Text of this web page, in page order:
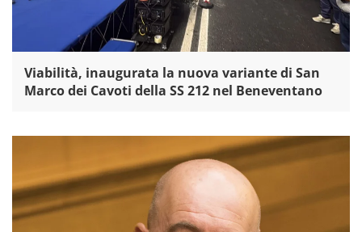
Viabilità, inaugurata la nuova variante di San
Marco dei Cavoti della SS 212 nel Beneventano